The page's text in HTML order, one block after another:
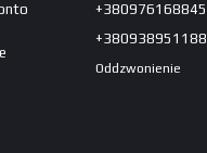
+380976168845
+380938951188
Oddzwonienie